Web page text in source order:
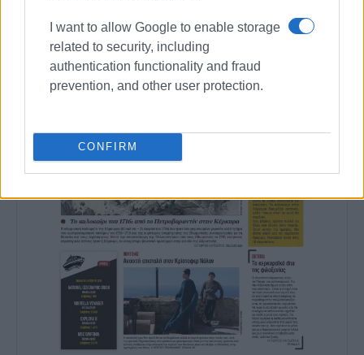
I want to allow Google to enable storage
related to security, including
authentication functionality and fraud
prevention, and other user protection.
CONFIRM